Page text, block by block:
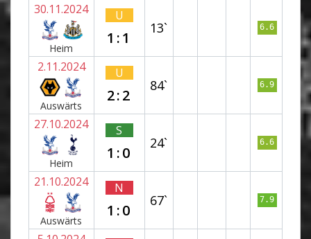
30.11.2024
Heim
U
1:1
13` 6.6
2.11.2024
Auswärts
U
2:2
84` 6.9
27.10.2024
Heim
S
1:0
24` 6.6
21.10.2024
Auswärts
N
1:0
67` 7.9